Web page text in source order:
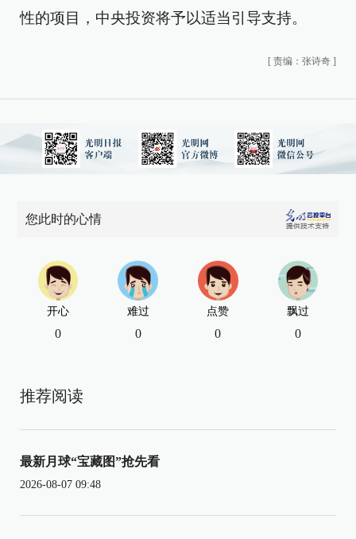
性的项目，中央投资将予以适当引导支持。
[ 责编：张诗奇 ]
您此时的心情
开心
0
难过
0
点赞
0
飘过
0
推荐阅读
最新月球“宝藏图”抢先看
2026-08-07 09:48